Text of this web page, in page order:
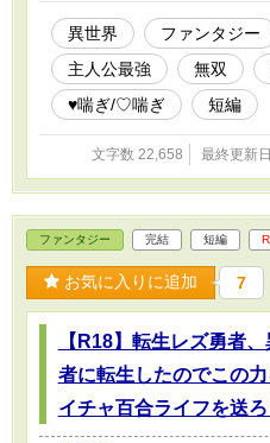
異世界 ファンタジー
主人公最強
無双
♥喘ぎ/♡喘ぎ
短編
文字数 22,658 最終更新
ファンタジー 完結 短編
お気に入りに追加 7
【R18】転生レズ勇者
者に転生したのでこの
イチャ百合ライフを送